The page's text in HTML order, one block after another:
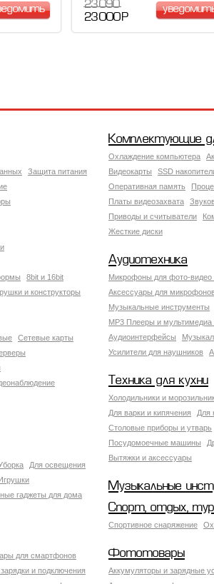
23 090
23 000 Р
Защита питания
Комплектующие
Охлаждение компьютера
Видеокарты
SSD
Оперативная память
Платы видеозахвата
Приводы и считыватели
Жесткие диски
8bit и 16bit
и конструкторы
Аудиотехника
Микрофоны для фото-видео
Аксессуары для
Музыкальные инструменты
MP3 Плееры и мультимедиа
Аудиоинтерфейсы
Усилители для наушников
Сетевые карты
Техника для кухни
Холодильники и
Для варки и кипячения
Для
Столовые приборы и утварь
Посудомоечные машины
Вытяжки и аксессуары
Для освещения
гаджеты для дома
Музыкальные
Спорт, отдых,
Спортивное снаряжение
для смартфонов
и подключения
Фототовары
Аккумуляторы и зарядные